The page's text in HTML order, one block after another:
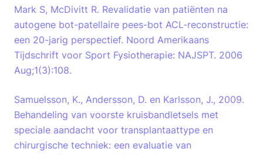
Mark S, McDivitt R. Revalidatie van patiënten na
autogene bot-patellaire pees-bot ACL-reconstructie:
een 20-jarig perspectief. Noord Amerikaans
Tijdschrift voor Sport Fysiotherapie: NAJSPT. 2006
Aug;1(3):108.
Samuelsson, K., Andersson, D. en Karlsson, J., 2009.
Behandeling van voorste kruisbandletsels met
speciale aandacht voor transplantaattype en
chirurgische techniek: een evaluatie van